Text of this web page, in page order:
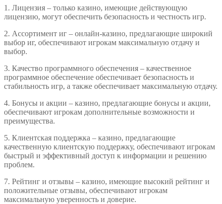
1. Лицензия – только казино, имеющие действующую
лицензию, могут обеспечить безопасность и честность игр.
2. Ассортимент иг – онлайн-казино, предлагающие широкий
выбор иг, обеспечивают игрокам максимальную отдачу и
выбор.
3. Качество программного обеспечения – качественное
программное обеспечение обеспечивает безопасность и
стабильность игр, а также обеспечивает максимальную отдачу.
4. Бонусы и акции – казино, предлагающие бонусы и акции,
обеспечивают игрокам дополнительные возможности и
преимущества.
5. Клиентская поддержка – казино, предлагающие
качественную клиентскую поддержку, обеспечивают игрокам
быстрый и эффективный доступ к информации и решению
проблем.
7. Рейтинг и отзывы – казино, имеющие высокий рейтинг и
положительные отзывы, обеспечивают игрокам
максимальную уверенность и доверие.